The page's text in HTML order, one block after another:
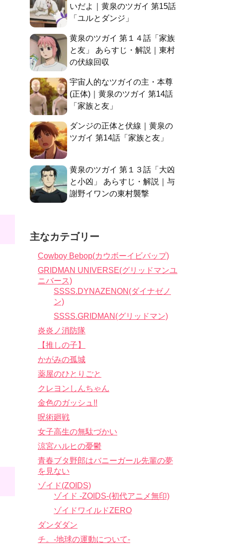
いだよ｜黄泉のツガイ 第15話
「ユルとダンジ」
黄泉のツガイ 第１４話「家族
と友」 あらすじ・解説｜東村
の伏線回収
宇宙人的なツガイの主・本尊
(正体)｜黄泉のツガイ 第14話
「家族と友」
ダンジの正体と伏線｜黄泉の
ツガイ 第14話「家族と友」
黄泉のツガイ 第１３話「大凶
と小凶」 あらすじ・解説｜与
謝野イワンの東村襲撃
主なカテゴリー
Cowboy Bebop(カウボーイビバップ)
GRIDMAN UNIVERSE(グリッドマンユ
ニバース)
SSSS.DYNAZENON(ダイナゼノ
ン)
SSSS.GRIDMAN(グリッドマン)
炎炎ノ消防隊
【推しの子】
かがみの孤城
薬屋のひとりごと
クレヨンしんちゃん
金色のガッシュ!!
呪術廻戦
女子高生の無駄づかい
涼宮ハルヒの憂鬱
青春ブタ野郎はバニーガール先輩の夢
を見ない
ゾイド(ZOIDS)
ゾイド -ZOIDS-(初代アニメ無印)
ゾイドワイルドZERO
ダンダダン
チ。-地球の運動について-